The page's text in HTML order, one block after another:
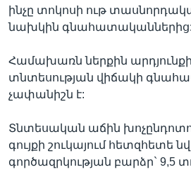
Լեզուներ
ինչը տոկոսի ութ
նախկին գնահատականներից:
Համախառն ներքին
տնտեսության վիճակի
չափանիշն է:
Տնտեսական աճին
գույքի շուկայում հետզհետե
գործազրկության բարձր` 9,5